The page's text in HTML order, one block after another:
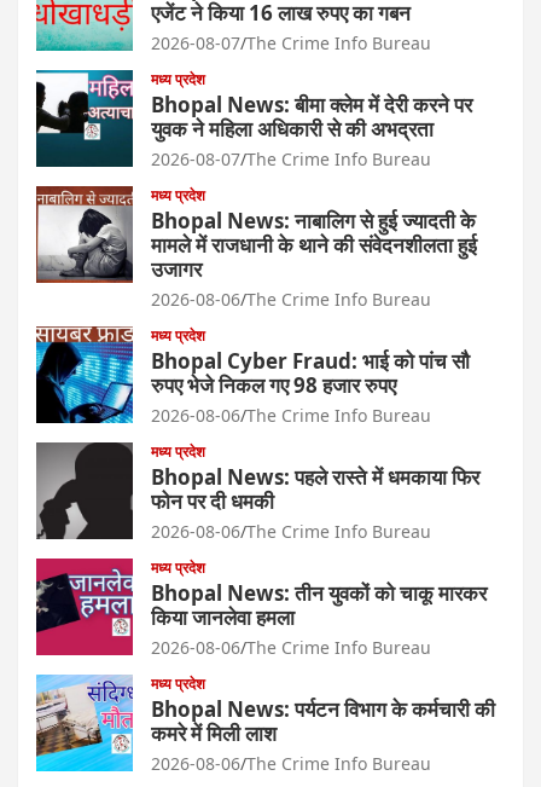
एजेंट ने किया 16 लाख रुपए का गबन
2026-08-07 The Crime Info Bureau
मध्य प्रदेश
Bhopal News: बीमा क्लेम में देरी करने पर
युवक ने महिला अधिकारी से की अभद्रता
2026-08-07 The Crime Info Bureau
मध्य प्रदेश
Bhopal News: नाबालिग से हुई ज्यादती के
मामले में राजधानी के थाने की संवेदनशीलता हुई
उजागर
2026-08-06 The Crime Info Bureau
मध्य प्रदेश
Bhopal Cyber Fraud: भाई को पांच सौ
रुपए भेजे निकल गए 98 हजार रुपए
2026-08-06 The Crime Info Bureau
मध्य प्रदेश
Bhopal News: पहले रास्ते में धमकाया फिर
फोन पर दी धमकी
2026-08-06 The Crime Info Bureau
मध्य प्रदेश
Bhopal News: तीन युवकों को चाकू मारकर
किया जानलेवा हमला
2026-08-06 The Crime Info Bureau
मध्य प्रदेश
Bhopal News: पर्यटन विभाग के कर्मचारी की
कमरे में मिली लाश
2026-08-06 The Crime Info Bureau